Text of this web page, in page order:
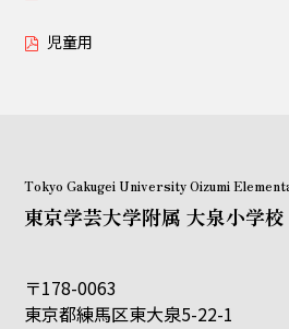
児童用
Tokyo Gakugei University Oizumi
東京学芸大学附属 大泉小学校
〒178-0063
東京都練馬区東大泉5-22-1